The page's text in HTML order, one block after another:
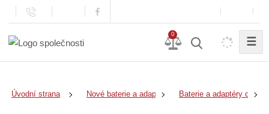
0
☰
Úvodní strana Nové baterie a adaptéry Baterie a adaptéry do